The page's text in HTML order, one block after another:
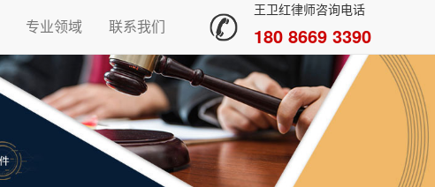
专业领域 联系我们
王卫红律师咨询电话
180 8669 3390